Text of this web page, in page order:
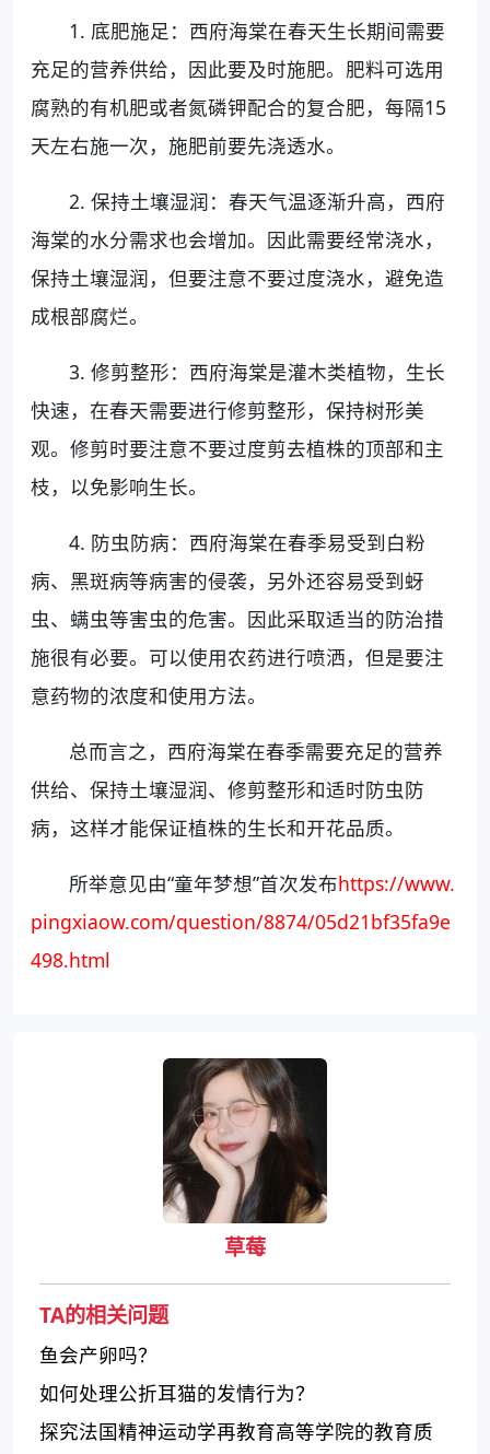
1. 底肥施足：西府海棠在春天生长期间需要
充足的营养供给，因此要及时施肥。肥料可选用
腐熟的有机肥或者氮磷钾配合的复合肥，每隔15
天左右施一次，施肥前要先浇透水。
2. 保持土壤湿润：春天气温逐渐升高，西府
海棠的水分需求也会增加。因此需要经常浇水，
保持土壤湿润，但要注意不要过度浇水，避免造
成根部腐烂。
3. 修剪整形：西府海棠是灌木类植物，生长
快速，在春天需要进行修剪整形，保持树形美
观。修剪时要注意不要过度剪去植株的顶部和主
枝，以免影响生长。
4. 防虫防病：西府海棠在春季易受到白粉
病、黑斑病等病害的侵袭，另外还容易受到蚜
虫、螨虫等害虫的危害。因此采取适当的防治措
施很有必要。可以使用农药进行喷洒，但是要注
意药物的浓度和使用方法。
总而言之，西府海棠在春季需要充足的营养
供给、保持土壤湿润、修剪整形和适时防虫防
病，这样才能保证植株的生长和开花品质。
所举意见由“童年梦想”首次发布https://www.
pingxiaow.com/question/8874/05d21bf35fa9e
498.html
草莓
TA的相关问题
鱼会产卵吗？
如何处理公折耳猫的发情行为？
探究法国精神运动学再教育高等学院的教育质